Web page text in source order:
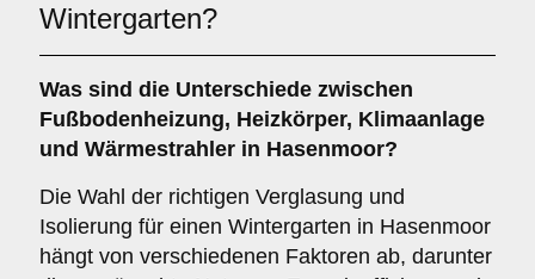
Wintergarten?
Was sind die Unterschiede zwischen
Fußbodenheizung, Heizkörper, Klimaanlage
und Wärmestrahler in Hasenmoor?
Die Wahl der richtigen Verglasung und
Isolierung für einen Wintergarten in Hasenmoor
hängt von verschiedenen Faktoren ab, darunter